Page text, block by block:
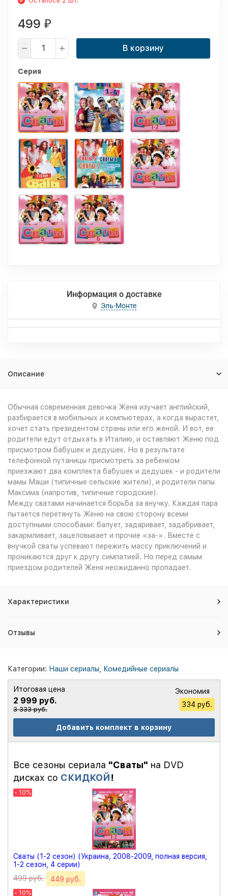
499 ₽
В корзину
Серия
Информация о доставке
Эль-Монте
Описание
Обычная современная девочка Женя изучает английский,
разбирается в мобильных и компьютерах, а когда вырастет,
хочет стать президентом страны или его женой. И вот, ее
родители едут отдыхать в Италию, и оставляют Женю под
присмотром бабушек и дедушек. Но в результате
телефонной путаницы присмотреть за ребенком
приезжают два комплекта бабушек и дедушек - и родители
мамы Маши (типичные сельские жители), и родители папы
Максима (напротив, типичные городские).
Между сватами начинается борьба за внучку. Каждая пара
пытается перетянуть Женю на свою сторону всеми
доступными способами: балует, задаривает, задабривает,
закармливает, зацеловывает и прочие «за-». Вместе с
внучкой сваты успевают пережить массу приключений и
проникаются друг к другу симпатией. Но перед самым
приездом родителей Женя неожиданно пропадает.
Характеристики
Отзывы
Категории: Наши сериалы Комедийные сериалы
Итоговая цена
2 999 руб.
3 333 руб.
Экономия
334 руб.
Добавить комплект в корзину
Все сезоны сериала "Сваты" на DVD
дисках со СКИДКОЙ!
- 10%
Сваты (1-2 сезон) (Украина, 2008-2009, полная версия,
1-2 сезон, 4 серии)
499 руб.
449 руб.
- 10%